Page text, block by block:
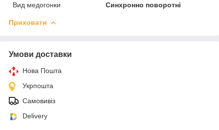
Вид медогонки
Синхронно поворотні
Приховати
Умови доставки
Нова Пошта
Укрпошта
Самовивіз
Delivery